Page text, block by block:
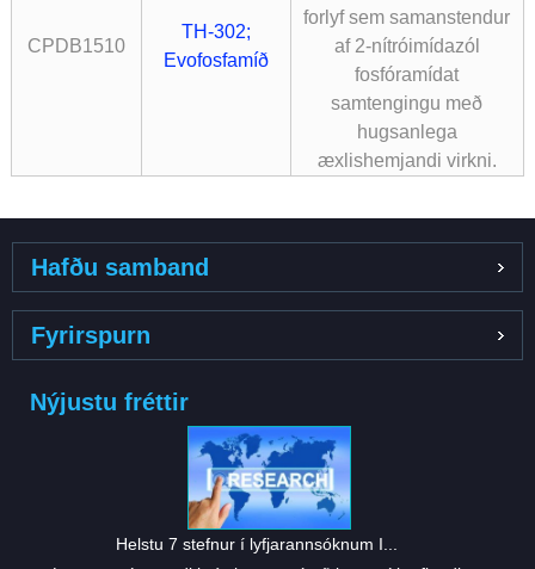
CPDB1510
TH-302;
Evofosfamíð
forlyf sem samanstendur
af 2-nítróimídazól
fosfóramídat
samtengingu með
hugsanlega
æxlishemjandi virkni.
Hafðu samband
Fyrirspurn
Nýjustu fréttir
Helstu 7 stefnur í lyfjarannsóknum I...